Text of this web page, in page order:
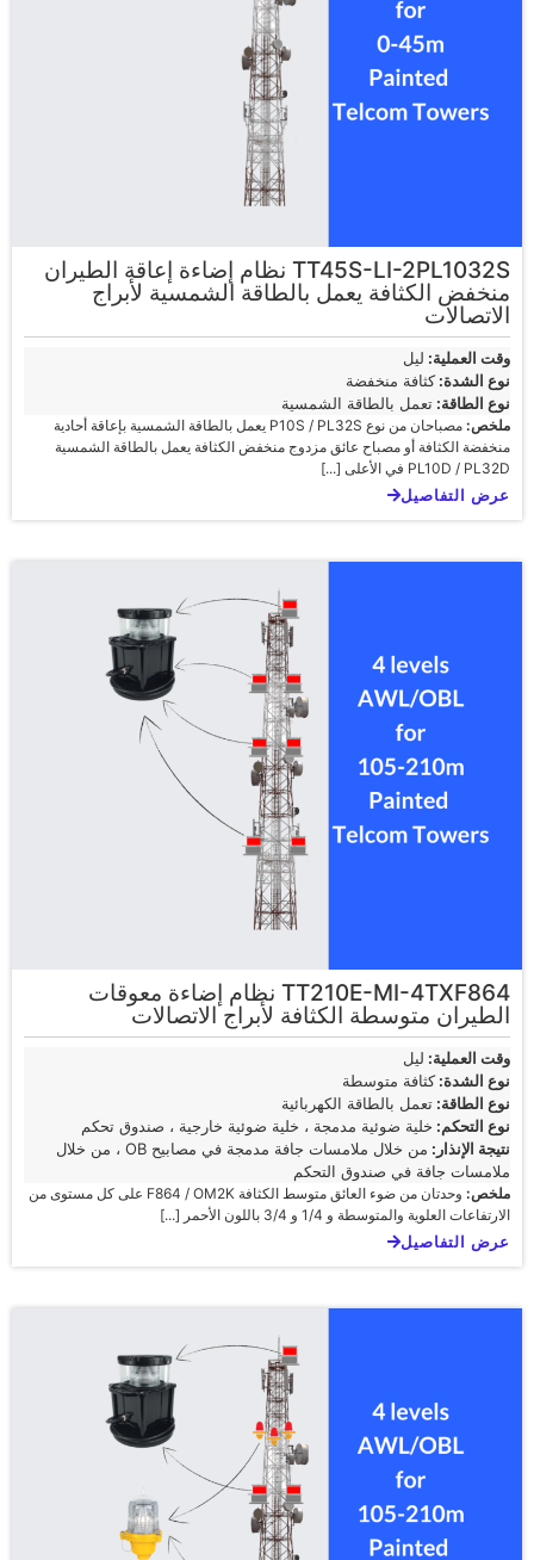
TT45S-LI-2PL1032S نظام إضاءة إعاقة الطيران
منخفض الكثافة يعمل بالطاقة الشمسية لأبراج
الاتصالات
وقت العملية: ليل
نوع الشدة:كثافة منخفضة
نوع الطاقة: تعمل بالطاقة الشمسية
ملخص:
مصباحان من نوع P10S / PL32S يعمل بالطاقة الشمسية بإعاقة أحادية
منخفضة الكثافة أو مصباح عائق مزدوج منخفض الكثافة يعمل بالطاقة الشمسية
PL10D / PL32D في الأعلى [...]
عرض التفاصيل
TT210E-MI-4TXF864 نظام إضاءة معوقات
الطيران متوسطة الكثافة لأبراج الاتصالات
وقت العملية: ليل
نوع الشدة:كثافة متوسطة
نوع الطاقة: تعمل بالطاقة الكهربائية
نوع التحكم: خلية ضوئية مدمجة ، خلية ضوئية خارجية ، صندوق تحكم
نتيجة الإنذار:
من خلال ملامسات جافة مدمجة في مصابيح OB ، من خلال
ملامسات جافة في صندوق التحكم
ملخص:
وحدتان من ضوء العائق متوسط الكثافة F864 / OM2K على كل مستوى من
الارتفاعات العلوية والمتوسطة و 1/4 و 3/4 باللون الأحمر [...]
عرض التفاصيل